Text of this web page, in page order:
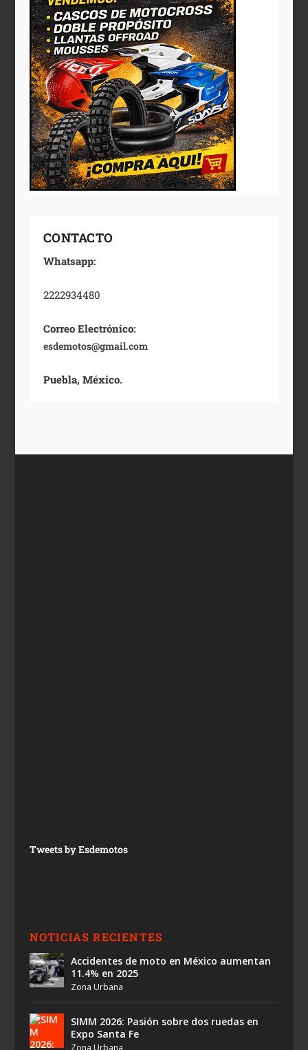
CONTACTO
Whatsapp:
2222934480
Correo Electrónico:
esdemotos@gmail.com
Puebla, México.
Tweets by Esdemotos
NOTICIAS RECIENTES
Accidentes de moto en México aumentan
11.4% en 2025
Zona Urbana
SIMM 2026: Pasión sobre dos ruedas en
Expo Santa Fe
Zona Urbana